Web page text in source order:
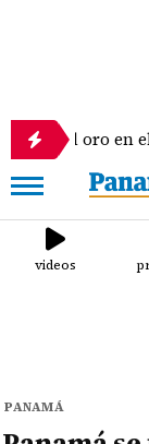
en el béisbol
videos
PANAMÁ